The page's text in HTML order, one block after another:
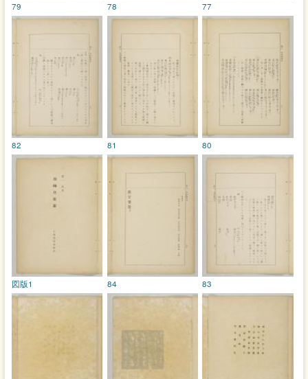
77
78
79
80
81
82
83
84
図版1